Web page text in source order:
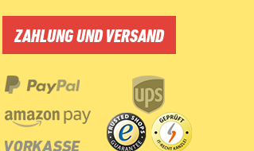
ZAHLUNG UND VERSAND